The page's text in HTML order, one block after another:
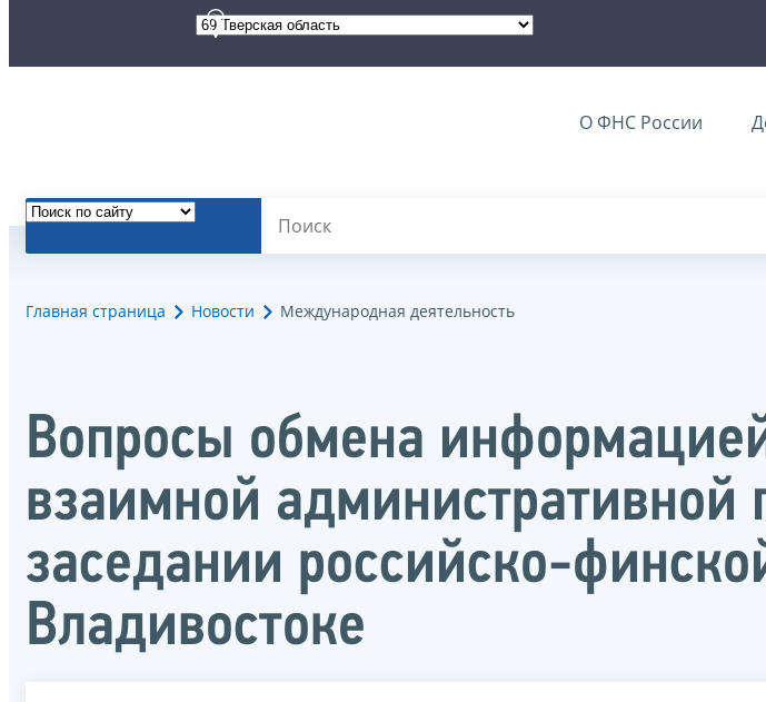
О ФНС России
Главная страница Новости Международная деятельность
Вопросы обмена
взаимной
заседании российско-
Владивостоке